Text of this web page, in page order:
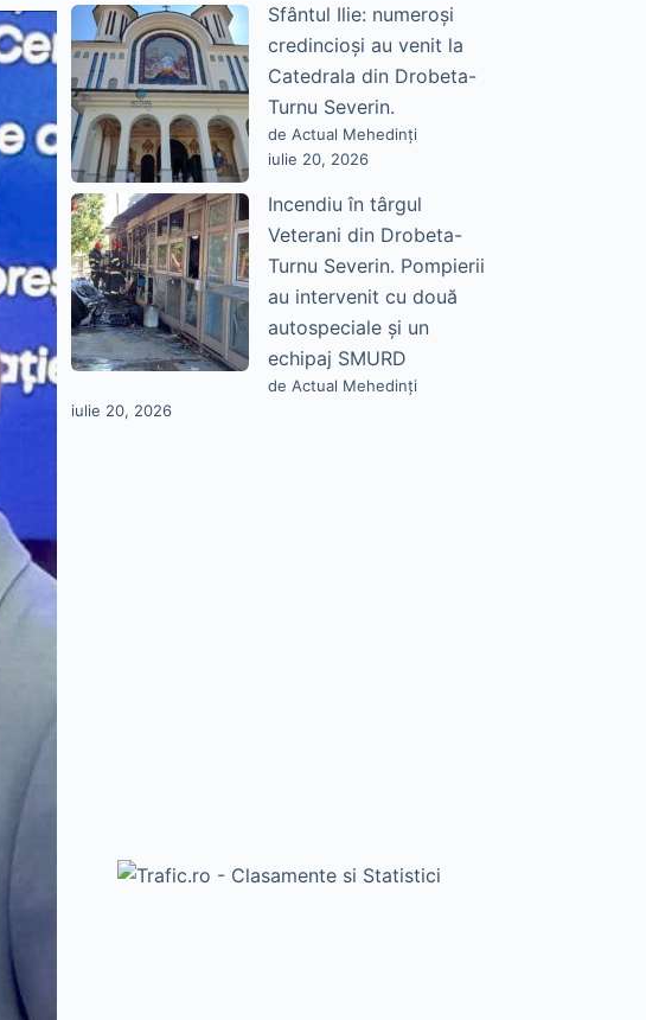
Sfântul Ilie: numeroși
credincioși au venit la
Catedrala din Drobeta-
Turnu Severin.
de Actual Mehedinți
iulie 20, 2026
Incendiu în târgul
Veterani din Drobeta-
Turnu Severin. Pompierii
au intervenit cu două
autospeciale și un
echipaj SMURD
de Actual Mehedinți
iulie 20, 2026